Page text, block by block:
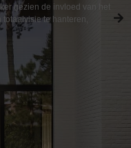
gezien de invloed van het
totaalvisie te hanteren,